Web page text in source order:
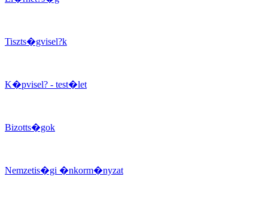
Tiszts�gvisel?k
K�pvisel? - test�let
Bizotts�gok
Nemzetis�gi �nkorm�nyzat